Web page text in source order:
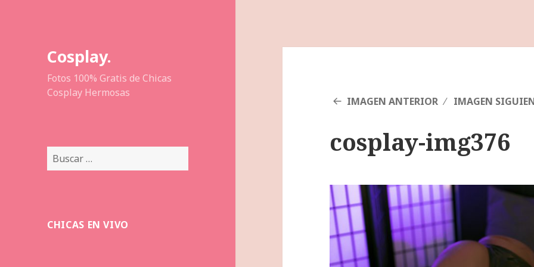
Cosplay.
Fotos 100% Gratis de Chicas
Cosplay Hermosas
Buscar:
CHICAS EN VIVO
IMAGEN ANTERIOR IMAGEN
cosplay-img376